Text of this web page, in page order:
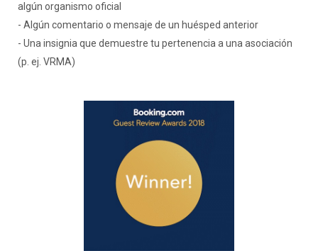
algún organismo oficial
- Algún comentario o mensaje de un huésped anterior
- Una insignia que demuestre tu pertenencia a una asociación
(p. ej. VRMA)